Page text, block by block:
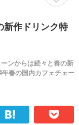
新作ドリンク特
ンからは続々と春の新
春の国内カフェチェー